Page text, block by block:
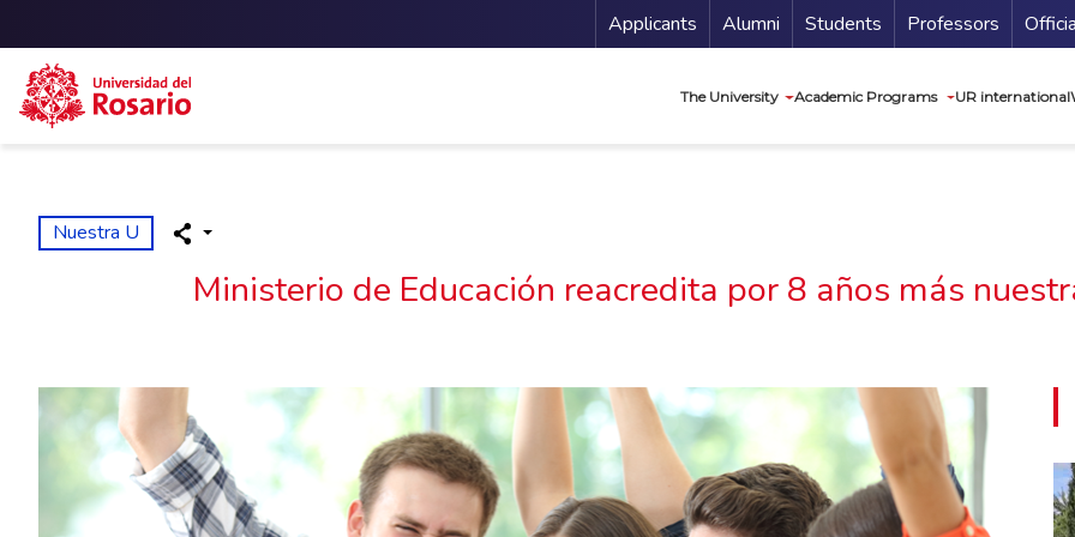
Skip to main content
Menu Secundario
Applicants Alumni Students Professors
The University Academic Programs UR international
Nuestra U
Ministerio de Educación reacredita por 8 años más